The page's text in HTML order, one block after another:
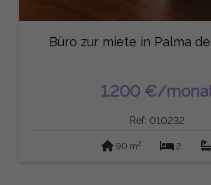
Büro zur miete in Palma
1.200 €/
Ref: 010232
90 m2 2